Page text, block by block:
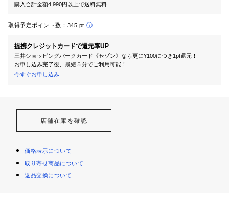
購入合計金額4,990円以上で送料無料
取得予定ポイント数： 345 pt
提携クレジットカードで還元率UP
三井ショッピングパークカード《セゾン》なら更に¥100につき1pt還元！
お申し込み完了後、最短５分でご利用可能！
今すぐお申し込み
店舗在庫を確認
価格表示について
取り寄せ商品について
返品交換について